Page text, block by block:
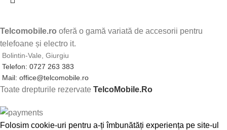
Telcomobile.ro oferă o gamă variată de accesorii pentru
telefoane și electro it.
Bolintin-Vale, Giurgiu
Telefon: 0727 263 383
Mail: office@telcomobile.ro
Toate drepturile rezervate TelcoMobile.Ro
Folosim cookie-uri pentru a-ți îmbunătăți experiența pe site-ul